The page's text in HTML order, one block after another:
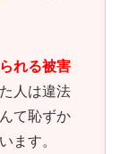
れる被害
人は違法
て恥ずか
ます。